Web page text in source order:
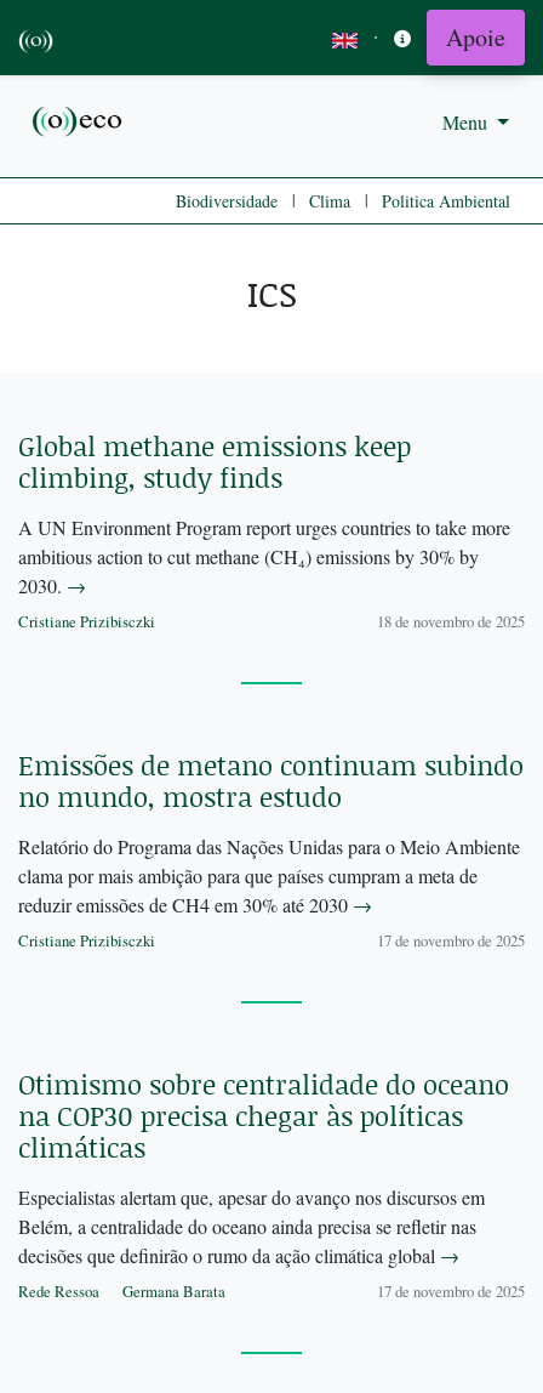
· Apoie
Menu
Biodiversidade | Clima | Politica Ambiental
ICS
Global methane emissions keep
climbing, study finds
A UN Environment Program report urges countries to take more
ambitious action to cut methane (CH₄) emissions by 30% by
2030. →
Cristiane Prizibisczki 18 de novembro de 2025
Emissões de metano continuam subindo
no mundo, mostra estudo
Relatório do Programa das Nações Unidas para o Meio Ambiente
clama por mais ambição para que países cumpram a meta de
reduzir emissões de CH4 em 30% até 2030 →
Cristiane Prizibisczki 17 de novembro de 2025
Otimismo sobre centralidade do oceano
na COP30 precisa chegar às políticas
climáticas
Especialistas alertam que, apesar do avanço nos discursos em
Belém, a centralidade do oceano ainda precisa se refletir nas
decisões que definirão o rumo da ação climática global →
Rede Ressoa Germana Barata 17 de novembro de 2025